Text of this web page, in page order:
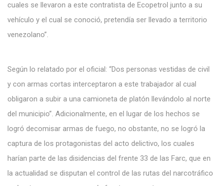
cuales se llevaron a este contratista de Ecopetrol junto a su
vehículo y el cual se conoció, pretendía ser llevado a territorio
venezolano”.
Según lo relatado por el oficial: “Dos personas vestidas de civil
y con armas cortas interceptaron a este trabajador al cual
obligaron a subir a una camioneta de platón llevándolo al norte
del municipio”. Adicionalmente, en el lugar de los hechos se
logró decomisar armas de fuego, no obstante, no se logró la
captura de los protagonistas del acto delictivo, los cuales
harían parte de las disidencias del frente 33 de las Farc, que en
la actualidad se disputan el control de las rutas del narcotráfico